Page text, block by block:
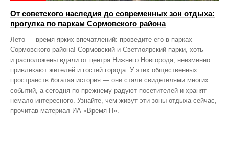
От советского наследия до современных зон отдыха:
прогулка по паркам Сормовского района
Лето — время ярких впечатлений: проведите его в парках
Сормовского района! Сормовский и Светлоярский парки, хоть
и расположены вдали от центра Нижнего Новгорода, неизменно
привлекают жителей и гостей города. У этих общественных
пространств богатая история — они стали свидетелями многих
событий, а сегодня по‑прежнему радуют посетителей и хранят
немало интересного. Узнайте, чем живут эти зоны отдыха сейчас,
прочитав материал ИА «Время Н».